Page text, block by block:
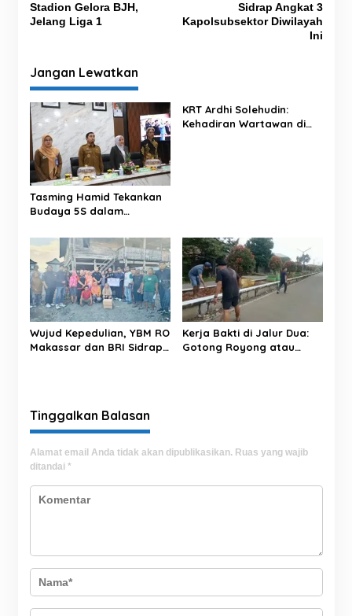
v
a
s
i
p
o
s
Stadion Gelora BJH,
Jelang Liga 1
Sidrap Angkat 3
Kapolsubsektor Diwilayah
Ini
Jangan Lewatkan
Tasming Hamid Tekankan
Budaya 5S dalam
Makkasau
KRT Ardhi Solehudin:
Kehadiran Wartawan di
Wujud Kepedulian, YBM RO
Makassar dan BRI Sidrap
Kerja Bakti di Jalur Dua:
Gotong Royong atau
Tinggalkan Balasan
Alamat email Anda tidak akan dipublikasikan. Ruas yang wajib
ditandai *